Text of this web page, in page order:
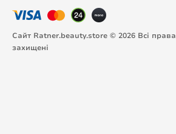
Сайт Ratner.beauty.store © 2026 Всі права
захищені